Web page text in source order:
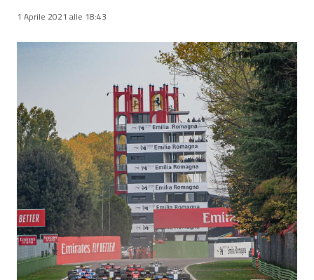
1 Aprile 2021 alle 18:43